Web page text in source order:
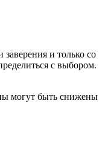
и только со
с выбором.
могут быть снижены